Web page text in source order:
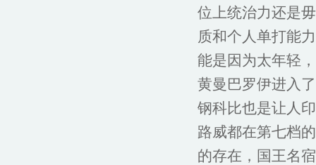
位上统治力还是
质和个人单打能
能是因为太年轻
黄曼巴罗伊进入
钢科比也是让人
路威都在第七档
的存在，国王名